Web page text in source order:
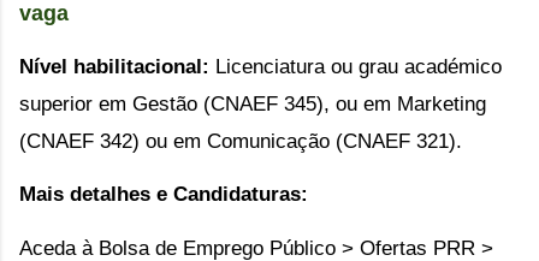
vaga
Nível habilitacional: Licenciatura ou grau académico
superior em Gestão (CNAEF 345), ou em Marketing
(CNAEF 342) ou em Comunicação (CNAEF 321).
Mais detalhes e Candidaturas:
Aceda à Bolsa de Emprego Público > Ofertas PRR >